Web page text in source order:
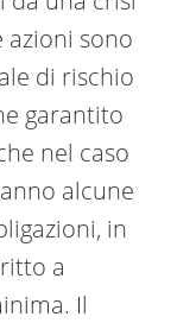
sono
di rischio
garantito
nel caso
alcune
in
a
Il